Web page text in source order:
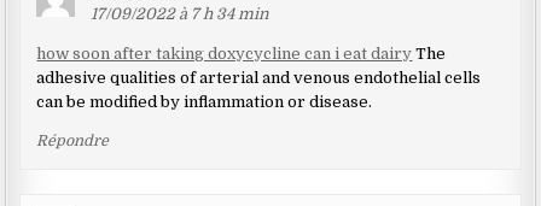
17/09/2022 à 7 h 34 min
how soon after taking doxycycline can i eat dairy The
adhesive qualities of arterial and venous endothelial cells
can be modified by inflammation or disease.
Répondre